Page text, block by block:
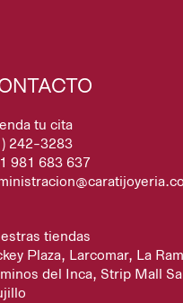
tu cita
242-3283
981 683 637
tiendas
Plaza, Larcomar, La
del Inca, Strip Mall